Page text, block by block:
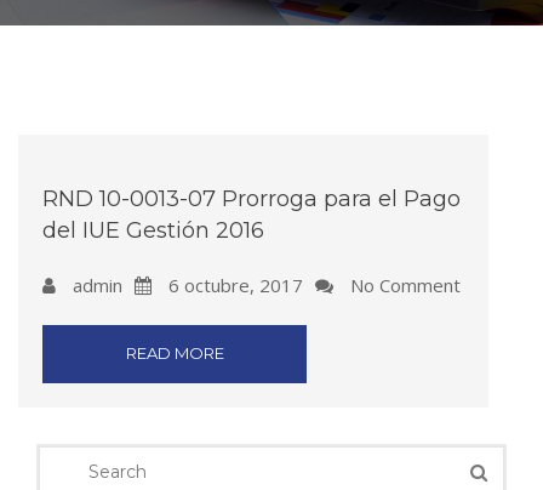
RND 10-0013-07 Prorroga para el Pago
del IUE Gestión 2016
admin 6 octubre, 2017 No Comment
READ MORE